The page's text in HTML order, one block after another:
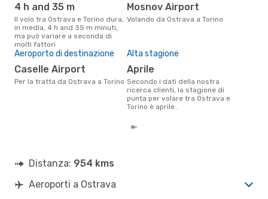
4 h and 35 m
Il volo tra Ostrava e Torino dura,
in media, 4 h and 35 m minuti,
ma può variare a seconda di
molti fattori
Mosnov Airport
Volando da Ostrava a Torino
Aeroporto di destinazione
Caselle Airport
Per la tratta da Ostrava a Torino
Alta stagione
aprile
Secondo i dati della nostra
ricerca clienti, la stagione di
punta per volare tra Ostrava e
Torino è aprile .
Distanza: 954 kms
Aeroporti a Ostrava